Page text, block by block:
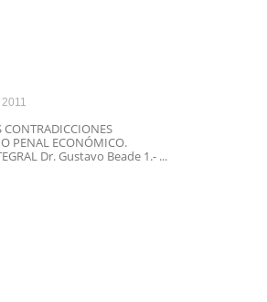
CONTRADICCIONES
PENAL ECONÓMICO.
Dr. Gustavo Beade 1.- ...